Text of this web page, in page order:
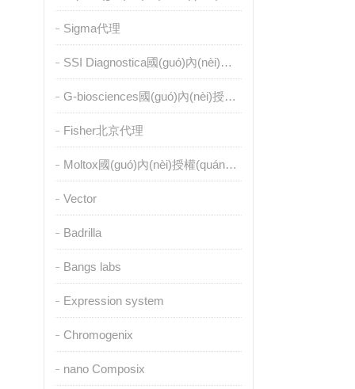
Sigma代理
SSI Diagnostica國(guó)內(nèi)授權(quán)代理
G-biosciences國(guó)內(nèi)授權(quán)代理
Fisher北京代理
Moltox國(guó)內(nèi)授權(quán)代理
Vector
Badrilla
Bangs labs
Expression system
Chromogenix
nano Composix